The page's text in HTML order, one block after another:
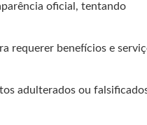
oficial, tentando
requerer benefícios e
adulterados ou